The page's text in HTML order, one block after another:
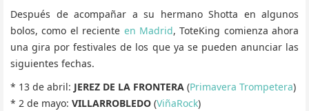
Después de acompañar a su hermano Shotta en algunos
bolos, como el reciente en Madrid, ToteKing comienza ahora
una gira por festivales de los que ya se pueden anunciar las
siguientes fechas.
* 13 de abril: JEREZ DE LA FRONTERA (Primavera Trompetera)
* 2 de mayo: VILLARROBLEDO (ViñaRock)